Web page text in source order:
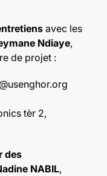
avec les
Ndiaye,
de projet :
tèr 2,
des
NABIL,